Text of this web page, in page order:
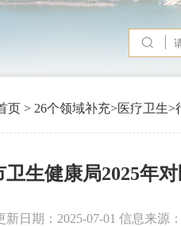
页 > 26个领域补充>医疗卫生>
卫生健康局2025年
新日期：2025-07-01 信息来